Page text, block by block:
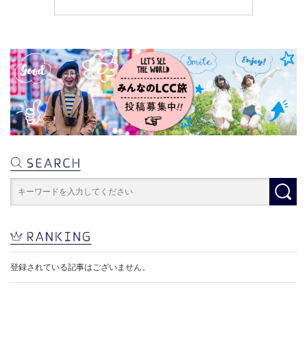
登録されている記事はございません。